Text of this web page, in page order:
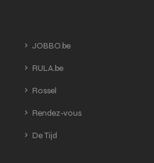
JOBBO.be
RULA.be
Rossel
Rendez-vous
De Tijd